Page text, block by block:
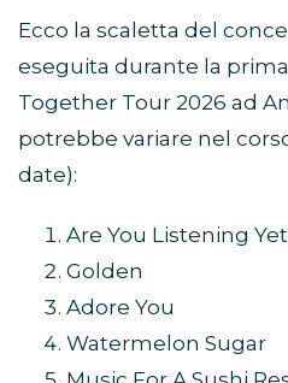
Ecco la scaletta del
eseguita durante la
Together Tour 2026 ad
potrebbe variare nel
date):
Are You Listening
Golden
Adore You
Watermelon Sugar